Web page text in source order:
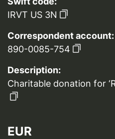
IRVT US 3N
Correspondent account:
890-0085-754
Description:
Charitable donation for
EUR